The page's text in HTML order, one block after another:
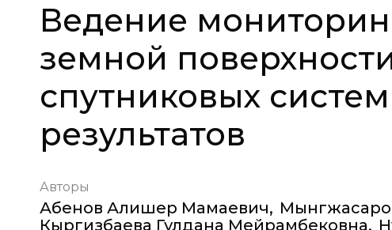
Ведение
земной
спутниковых
результатов
Авторы
Абенов Алишер Мамаевич,
Кыргизбаева Гулдана Мейрамбековна,